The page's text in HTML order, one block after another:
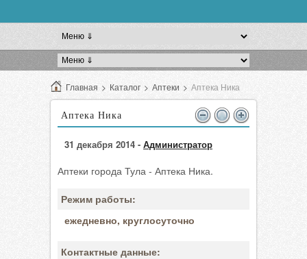
Главная > Каталог > Аптеки > Аптека Ника
Аптека Ника
31 декабря 2014 - Администратор
Аптеки города Тула - Аптека Ника.
Режим работы:
ежедневно, круглосуточно
Контактные данные: